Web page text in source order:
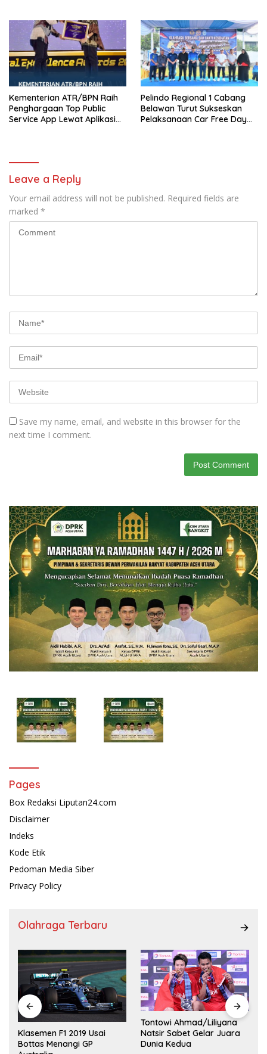
Kementerian ATR/BPN Raih
Penghargaan Top Public
Service App Lewat Aplikasi
Pelindo Regional 1 Cabang
Belawan Turut Sukseskan
Pelaksanaan Car Free Day
Leave a Reply
Your email address will not be published. Required fields are
marked *
Save my name, email, and website in this browser for the
next time I comment.
Pages
Box Redaksi Liputan24.com
Disclaimer
Indeks
Kode Etik
Pedoman Media Siber
Privacy Policy
Olahraga Terbaru
Klasemen F1 2019 Usai
Bottas Menangi GP
Tontowi Ahmad/Liliyana
Natsir Sabet Gelar Juara
Dunia Kedua